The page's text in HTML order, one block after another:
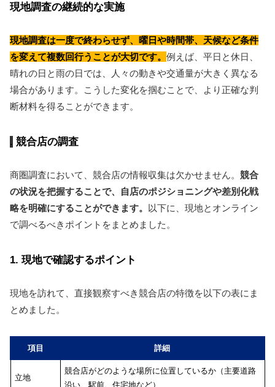
現地調査の継続的な実施
現地調査は一度で終わらせず、曜日や時間帯、天候など条件
を変えて複数回行うことが大切です。 例えば、平日と休日、
晴れの日と雨の日では、人々の動きや交通量が大きく異なる
場合があります。こうした変化を掴むことで、より正確な判
断材料を得ることができます。
競合店の調査
商圏調査において、競合店の情報収集は欠かせません。 競合
の状況を把握することで、自店のポジショニングや差別化戦
略を明確にすることができます。
以下に、現地とオンライン
で調べるべきポイントをまとめました。
1. 現地で確認するポイント
現地を訪れて、直接観察すべき競合店の特徴を以下の表にま
とめました。
項目 詳細
立地
競合店がどのような場所に位置しているか（主要道路
沿い、駅前、住宅地など）